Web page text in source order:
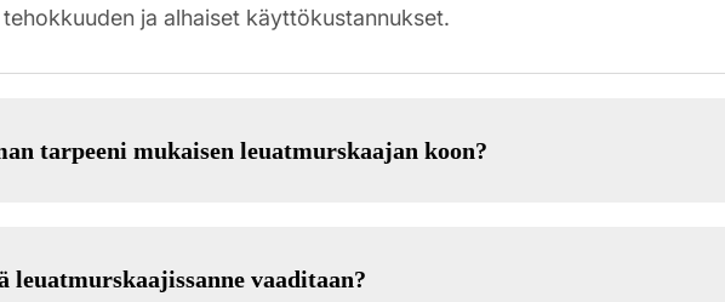
ja alhaiset käyttökustannukset.
tarpeeni mukaisen leuatmurskaajan koon?
vaaditaan?